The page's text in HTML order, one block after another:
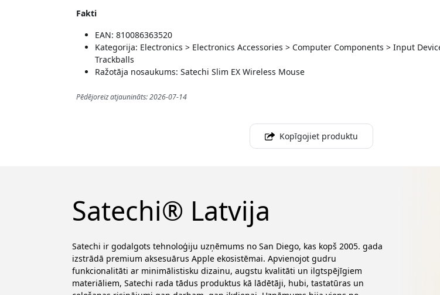
Fakti
EAN: 810086363520
Kategorija: Electronics > Electronics Accessories > Computer Components > Input
Trackballs
Ražotāja nosaukums: Satechi Slim EX Wireless Mouse
Pēdējoreiz atjaunināts: 2026-07-14
Kopīgojiet produktu
Satechi® Latvija
Satechi ir godalgots tehnoloģiju uzņēmums no San Diego, kas kopš 2005. gada
izstrādā premium aksesuārus Apple ekosistēmai. Apvienojot gudru
funkcionalitāti ar minimālistisku dizainu, augstu kvalitāti un ilgtspējīgiem
materiāliem, Satechi rada tādus produktus kā lādētāji, hubi, tastatūras un